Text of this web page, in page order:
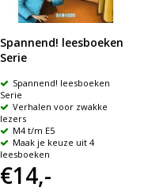
Spannend! leesboeken
Serie
Spannend! leesboeken
Serie
Verhalen voor zwakke
lezers
M4 t/m E5
Maak je keuze uit 4
leesboeken
€14,-